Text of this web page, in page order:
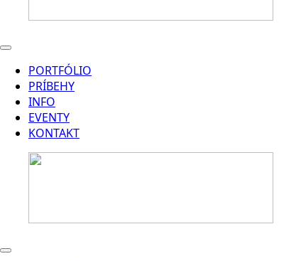
PORTFÓLIO
PRÍBEHY
INFO
EVENTY
KONTAKT